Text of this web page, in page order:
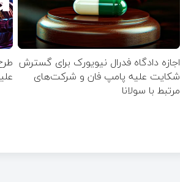
اجازه دادگاه فدرال نیویورک برای گسترش
شکایت علیه پامپ فان و شرکت‌های
مرتبط با سولانا